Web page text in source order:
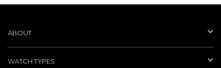
ABOUT
WATCH TYPES